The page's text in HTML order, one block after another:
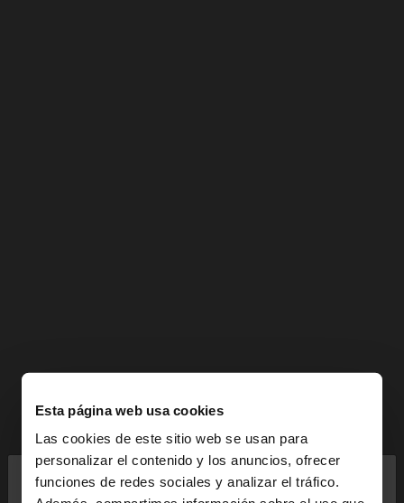
Esta página web usa cookies
Las cookies de este sitio web se usan para
personalizar el contenido y los anuncios, ofrecer
funciones de redes sociales y analizar el tráfico.
hola